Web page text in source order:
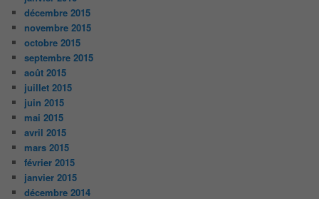
décembre 2015
novembre 2015
octobre 2015
septembre 2015
août 2015
juillet 2015
juin 2015
mai 2015
avril 2015
mars 2015
février 2015
janvier 2015
décembre 2014